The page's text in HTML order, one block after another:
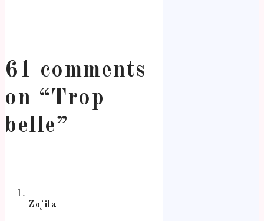
61 comments
on “Trop
belle”
Zojila